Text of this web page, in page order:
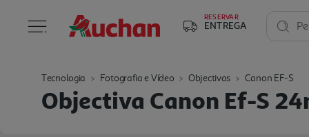
RESERVAR
ENTREGA
Tecnologia Fotografia e Vídeo Objectivas Canon EF-S
Objectiva Canon Ef-S